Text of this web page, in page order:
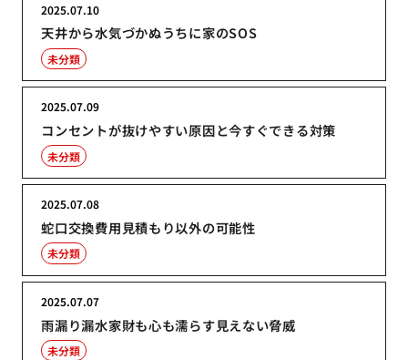
天井から水気づかぬうちに家のSOS
2025.07.10
未分類
コンセントが抜けやすい原因と今すぐできる対策
2025.07.09
未分類
蛇口交換費用見積もり以外の可能性
2025.07.08
未分類
雨漏り漏水家財も心も濡らす見えない脅威
2025.07.07
未分類